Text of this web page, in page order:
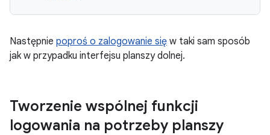
Następnie poproś o zalogowanie się w taki sam sposób
jak w przypadku interfejsu planszy dolnej.
Tworzenie wspólnej funkcji
logowania na potrzeby planszy